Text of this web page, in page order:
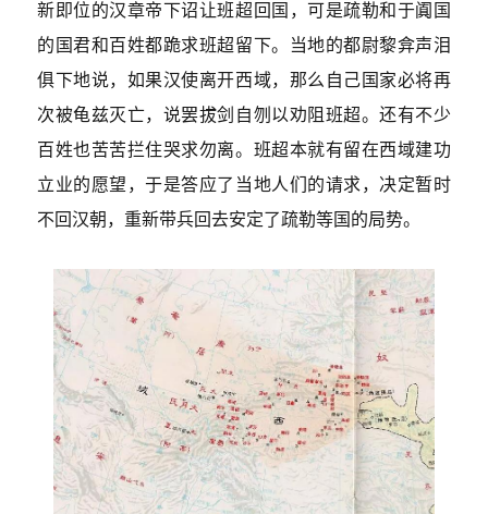
新即位的汉章帝下诏让班超回国，可是疏勒和于阗国
的国君和百姓都跪求班超留下。当地的都尉黎弇声泪
俱下地说，如果汉使离开西域，那么自己国家必将再
次被龟兹灭亡，说罢拔剑自刎以劝阻班超。还有不少
百姓也苦苦拦住哭求勿离。班超本就有留在西域建功
立业的愿望，于是答应了当地人们的请求，决定暂时
不回汉朝，重新带兵回去安定了疏勒等国的局势。